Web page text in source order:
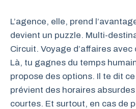
L’agence, elle, prend
devient un puzzle. Multi-
Circuit. Voyage d’affaires
Là, tu gagnes du temps
propose des options. Il te dit
prévient des horaires
courtes. Et surtout, en cas de